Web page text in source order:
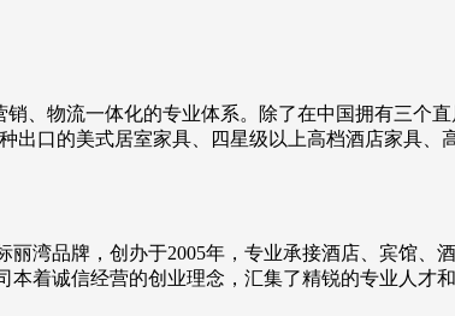
、物流一体化的专业体系。除了在中国拥有三个
口的美式居室家具、四星级以上高档酒店家具、
湾品牌，创办于2005年，专业承接酒店、宾馆、
着诚信经营的创业理念，汇集了精锐的专业人才